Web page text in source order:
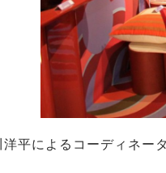
平によるコーディネー